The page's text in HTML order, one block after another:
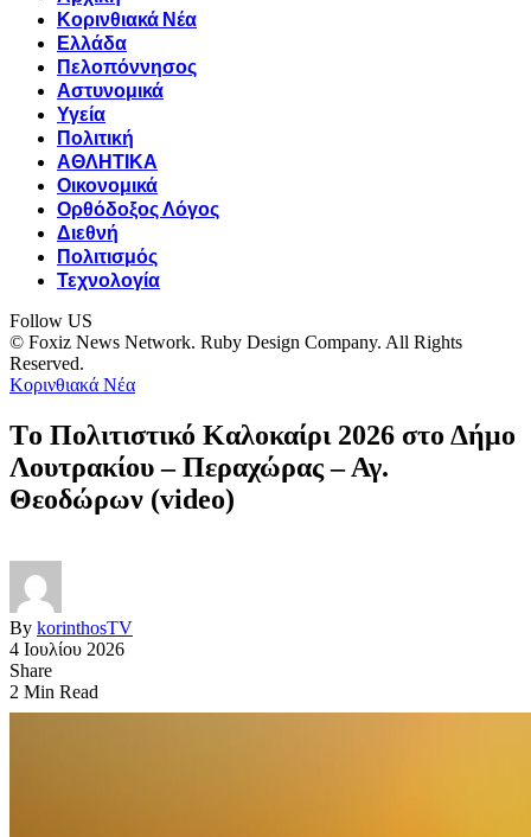
Κορινθιακά Νέα
Ελλάδα
Πελοπόννησος
Αστυνομικά
Υγεία
Πολιτική
ΑΘΛΗΤΙΚΑ
Οικονομικά
Ορθόδοξος Λόγος
Διεθνή
Πολιτισμός
Τεχνολογία
Follow US
© Foxiz News Network. Ruby Design Company. All Rights
Reserved.
Κορινθιακά Νέα
Tο Πολιτιστικό Καλοκαίρι 2026 στο Δήμο
Λουτρακίου – Περαχώρας – Αγ.
Θεοδώρων (video)
By korinthosTV
4 Ιουλίου 2026
Share
2 Min Read